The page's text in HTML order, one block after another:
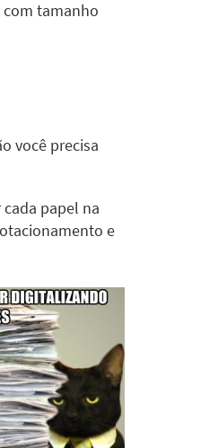
com tamanho
você precisa
papel na
e